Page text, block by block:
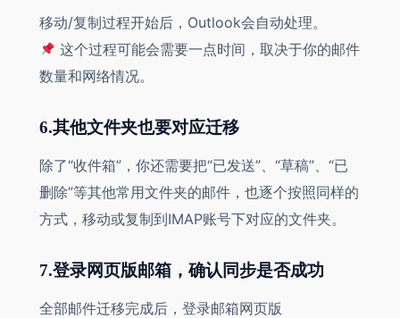
移动/复制过程开始后，Outlook会自动处理。
这个过程可能会需要一点时间，取决于你的邮件
数量和网络情况。
6.其他文件夹也要对应迁移
除了“收件箱”，你还需要把“已发送”、“草稿”、“已
删除”等其他常用文件夹的邮件，也逐个按照同样的
方式，移动或复制到IMAP账号下对应的文件夹。
7.登录网页版邮箱，确认同步是否成功
全部邮件迁移完成后，登录邮箱网页版